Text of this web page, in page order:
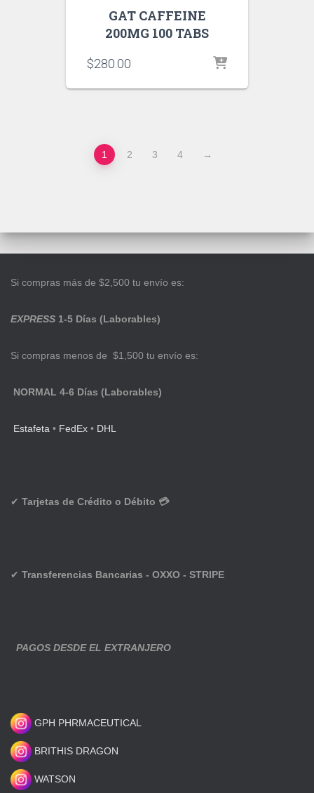
GAT CAFFEINE
200MG 100 TABS
$280.00
1 2 3 4 →
Si compras más de $2,500 tu envío es:
EXPRESS 1-5 Días (Laborables)
Si compras menos de $1,500 tu envío es:
NORMAL 4-6 Días (Laborables)
Estafeta • FedEx • DHL
✔ Tarjetas de Crédito o Débito 💳
✔ Transferencias Bancarias - OXXO - STRIPE
PAGOS DESDE EL EXTRANJERO
GPH PHRMACEUTICAL
BRITHIS DRAGON
WATSON